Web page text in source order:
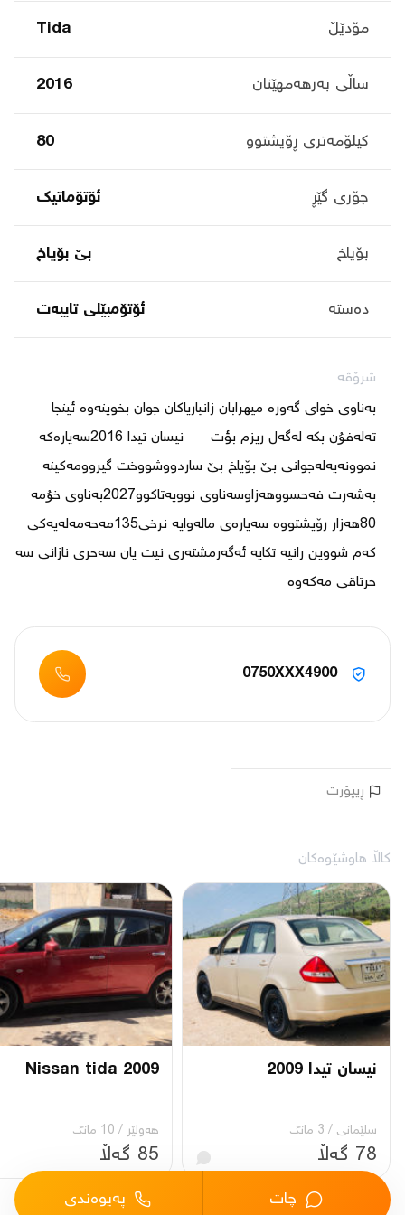
مۆدێڵ Tida
ساڵی بەرهەمهێنان 2016
کیلۆمەتری ڕۆیشتوو 80
جۆری گێڕ ئۆتۆماتیک
بۆیاخ بێ بۆیاخ
دەستە ئۆتۆمبێلی تایبه‌ت
شرۆڤە
حرتاقی مەکەوە
0750XXX4900
ڕیپۆرت
کاڵا هاوشێوەکان
نیسان تیدا 2009
سلێمانی / 3 مانگ
78 گەڵا
Nissan tida 2009
هەولێر / 10 مانگ
85 گەڵا
چات پەیوەندی